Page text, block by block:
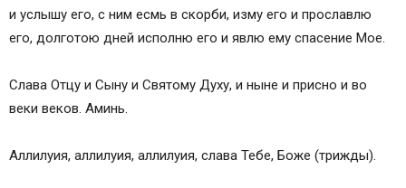
и услышу его, с ним есмь в скорби, изму его и прославлю
его, долготою дней исполню его и явлю ему спасение Мое.
Слава Отцу и Сыну и Святому Духу, и ныне и присно и во
веки веков. Аминь.
Аллилуия, аллилуия, аллилуия, слава Тебе, Боже (трижды).